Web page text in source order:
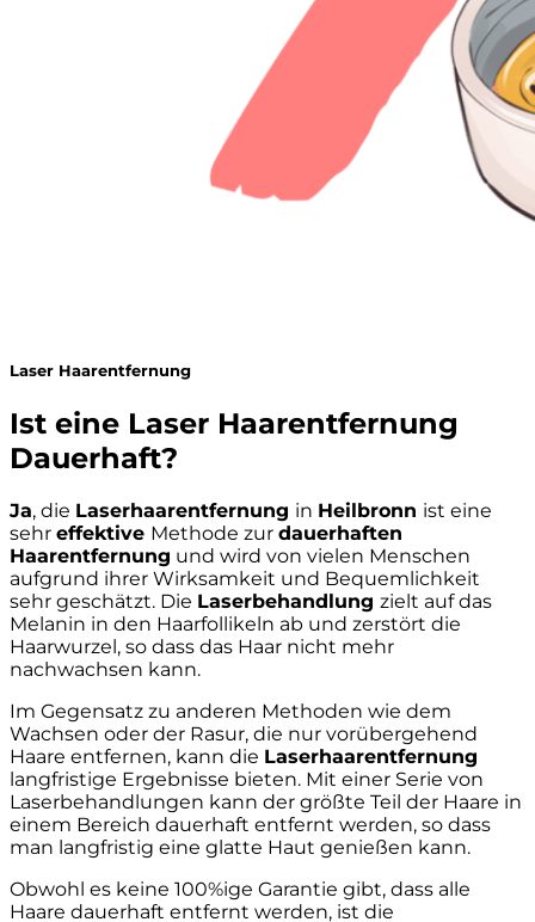
Laser Haarentfernung
Ist eine Laser Haarentfernung
Dauerhaft?
Ja, die Laserhaarentfernung in Heilbronn ist eine
sehr effektive Methode zur dauerhaften
Haarentfernung und wird von vielen Menschen
aufgrund ihrer Wirksamkeit und Bequemlichkeit
sehr geschätzt. Die Laserbehandlung zielt auf das
Melanin in den Haarfollikeln ab und zerstört die
Haarwurzel, so dass das Haar nicht mehr
nachwachsen kann.
Im Gegensatz zu anderen Methoden wie dem
Wachsen oder der Rasur, die nur vorübergehend
Haare entfernen, kann die Laserhaarentfernung
langfristige Ergebnisse bieten. Mit einer Serie von
Laserbehandlungen kann der größte Teil der Haare in
einem Bereich dauerhaft entfernt werden, so dass
man langfristig eine glatte Haut genießen kann.
Obwohl es keine 100%ige Garantie gibt, dass alle
Haare dauerhaft entfernt werden, ist die